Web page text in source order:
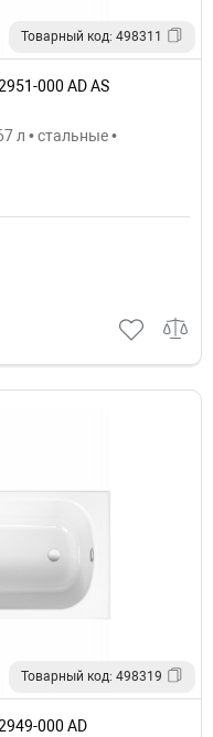
Товарный код: 498311
000 AD AS
л • стальные •
Товарный код: 498319
000 AD